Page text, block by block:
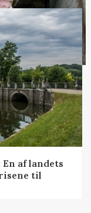
af landets
til